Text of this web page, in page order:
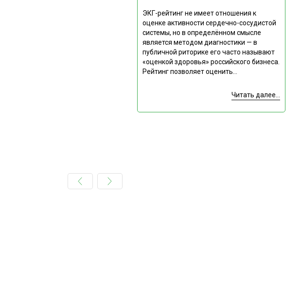
ЭКГ-рейтинг не имеет отношения к
оценке активности сердечно-сосудистой
системы, но в определённом смысле
является методом диагностики — в
публичной риторике его часто называют
«оценкой здоровья» российского бизнеса.
Рейтинг позволяет оценить...
Читать далее...